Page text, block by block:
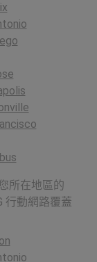
所在地區的
行動網路覆蓋